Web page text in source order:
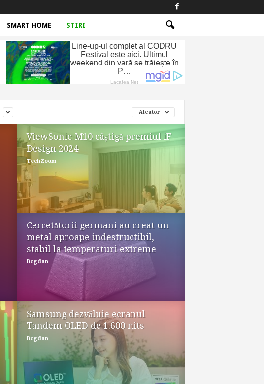
SMART HOME STIRI
Aleator
ViewSonic M10 câștigă premiul iF
Design 2024
TechZoom
Cercetătorii germani au creat un
metal aproape indestructibil,
stabil la temperaturi extreme
Bogdan
Samsung dezvăluie ecranul
Tandem OLED de 1.600 nits
Bogdan